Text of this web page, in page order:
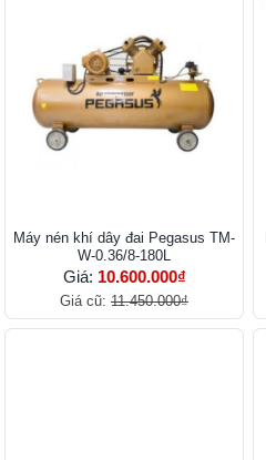
Máy nén khí dây đai Pegasus TM-
W-0.36/8-180L
Giá: 10.600.000₫
Giá cũ: 11.450.000₫